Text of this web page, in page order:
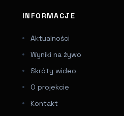
INFORMACJE
Aktualności
Wyniki na żywo
Skróty wideo
O projekcie
Kontakt